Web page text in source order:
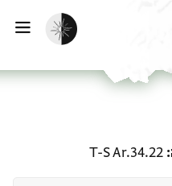
הפעלת מצב כהה
T-S Ar.34.22